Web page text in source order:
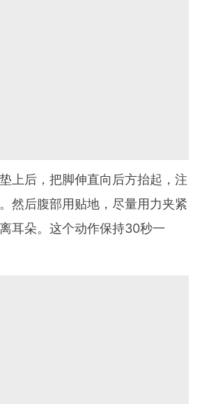
上后，把脚伸直向后方抬起，注
然后腹部用贴地，尽量用力夹紧
耳朵。这个动作保持30秒一